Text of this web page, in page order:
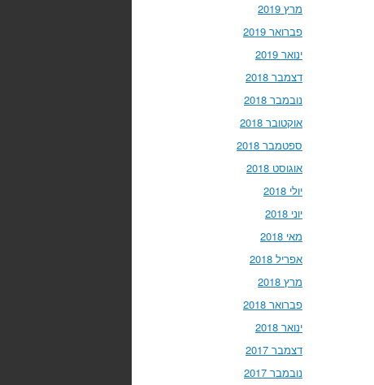
מרץ 2019
פברואר 2019
ינואר 2019
דצמבר 2018
נובמבר 2018
אוקטובר 2018
ספטמבר 2018
אוגוסט 2018
יולי 2018
יוני 2018
מאי 2018
אפריל 2018
מרץ 2018
פברואר 2018
ינואר 2018
דצמבר 2017
נובמבר 2017